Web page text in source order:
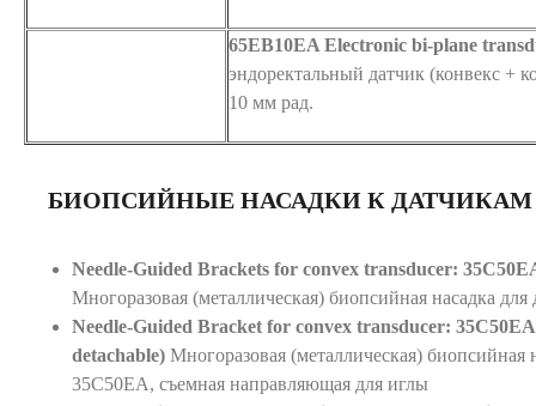
65EB10EA Electronic bi-plane
эндоректальный датчик (конвекс +
10 мм рад.
БИОПСИЙНЫЕ НАСАДКИ К ДАТЧИКАМ
Needle-Guided Brackets for convex transducer:
Многоразовая (металлическая) биопсийная насадка
Needle-Guided Bracket for convex transducer: 35C50EA
detachable) Многоразовая (металлическая) биопсийная
35C50EA, съемная направляющая для иглы